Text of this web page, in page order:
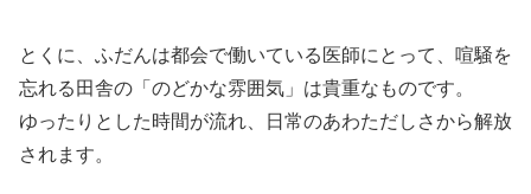
とくに、ふだんは都会で働いている医師にとって、喧騒を
忘れる田舎の「のどかな雰囲気」は貴重なものです。
ゆったりとした時間が流れ、日常のあわただしさから解放
されます。